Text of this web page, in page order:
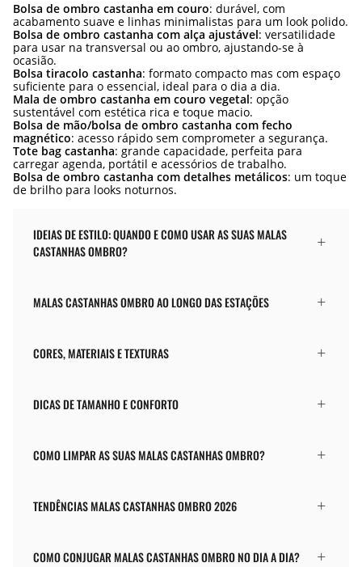
Bolsa de ombro castanha em couro: durável, com
acabamento suave e linhas minimalistas para um look polido.
Bolsa de ombro castanha com alça ajustável: versatilidade
para usar na transversal ou ao ombro, ajustando-se à
ocasião.
Bolsa tiracolo castanha: formato compacto mas com espaço
suficiente para o essencial, ideal para o dia a dia.
Mala de ombro castanha em couro vegetal: opção
sustentável com estética rica e toque macio.
Bolsa de mão/bolsa de ombro castanha com fecho
magnético: acesso rápido sem comprometer a segurança.
Tote bag castanha: grande capacidade, perfeita para
carregar agenda, portátil e acessórios de trabalho.
Bolsa de ombro castanha com detalhes metálicos: um toque
de brilho para looks noturnos.
IDEIAS DE ESTILO: QUANDO E COMO USAR AS SUAS MALAS
CASTANHAS OMBRO?
MALAS CASTANHAS OMBRO AO LONGO DAS ESTAÇÕES
CORES, MATERIAIS E TEXTURAS
DICAS DE TAMANHO E CONFORTO
COMO LIMPAR AS SUAS MALAS CASTANHAS OMBRO?
TENDÊNCIAS MALAS CASTANHAS OMBRO 2026
COMO CONJUGAR MALAS CASTANHAS OMBRO NO DIA A DIA?